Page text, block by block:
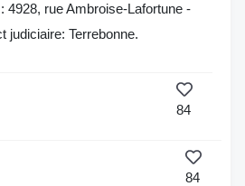
4928, rue Ambroise-Lafortune -
judiciaire: Terrebonne.
84
84